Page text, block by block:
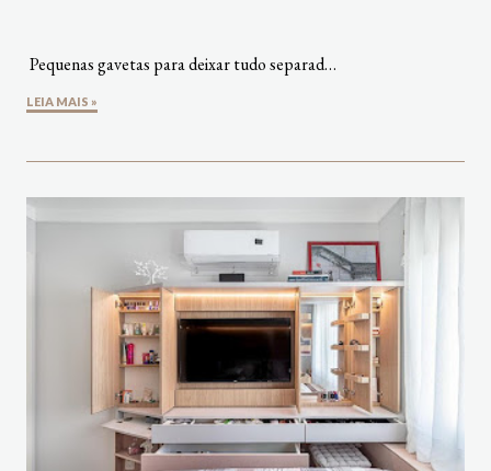
Pequenas gavetas para deixar tudo separad…
LEIA MAIS »